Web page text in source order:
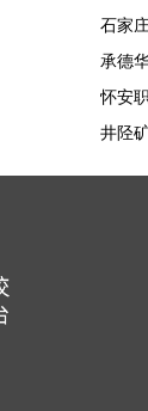
学校
石家
生专
承德
专学
怀安
2023
井陉